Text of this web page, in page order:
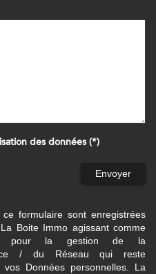
des données (*)
Envoyer
formulaire sont enregistrées
Boite Immo agissant comme
pour la gestion de la
/ du Réseau qui reste
Données personnelles. La